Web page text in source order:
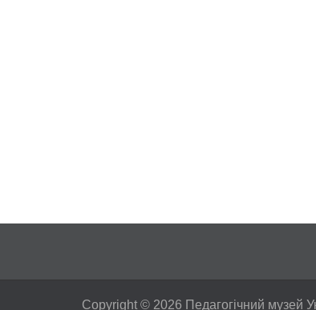
Copyright © 2026 Педагогічний музей